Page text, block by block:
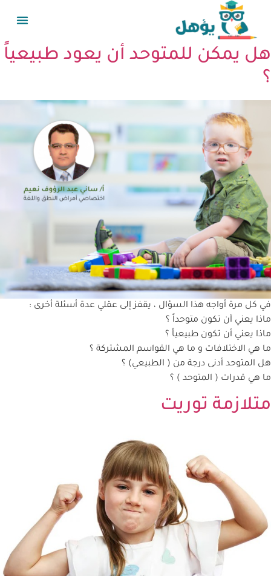
هل يمكن للمتوحد أن يعود طبيعياً
؟
في كل مرة أواجه هذا السؤال ، يقفز إلى عقلي عدة أسئلة أخرى :
ماذا يعني أن تكون متوحداً ؟
ماذا يعني أن تكون طبيعياً ؟
ما هي الاختلافات و ما هي القواسم المشتركة ؟
هل المتوحد أدنى درجة من ( الطبيعي) ؟
ما هي قدرات ( المتوحد ) ؟
متلازمة توريت